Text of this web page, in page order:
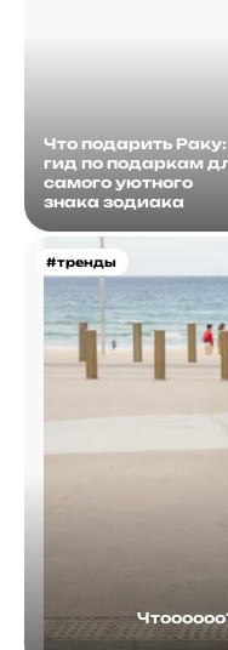
Что подарить Раку:
гид по подаркам
самого уютного
знака зодиака
#тренды